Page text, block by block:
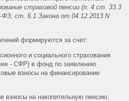
страховой пенсии (п. 4 ст. 33.3
ФЗ; ст. 6.1 Закона от 04.12.2013 N
формируются за счет:
и социального страхования
- СФР) в фонд по заявлению
взносы на финансирование
взносы на накопительную пенсию,